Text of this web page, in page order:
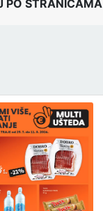
PO STRANICAMA